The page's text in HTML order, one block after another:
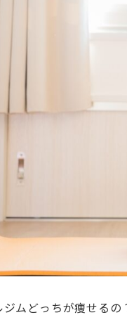
ジムどっちが痩せるの